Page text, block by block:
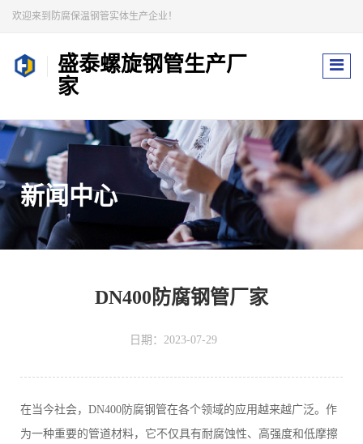
欢迎来到防腐保温钢管实体生产企业！
盛泰螺旋钢管生产厂
家
新闻中心
DN400防腐钢管厂家
日期：2023-07-29
在当今社会，DN400防腐钢管在各个领域的应用越来越广泛。作
为一种重要的管道材料，它不仅具有耐腐蚀性、高强度和低摩擦